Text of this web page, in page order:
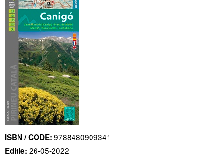
ISBN / CODE: 9788480909341
Editie: 26-05-2022